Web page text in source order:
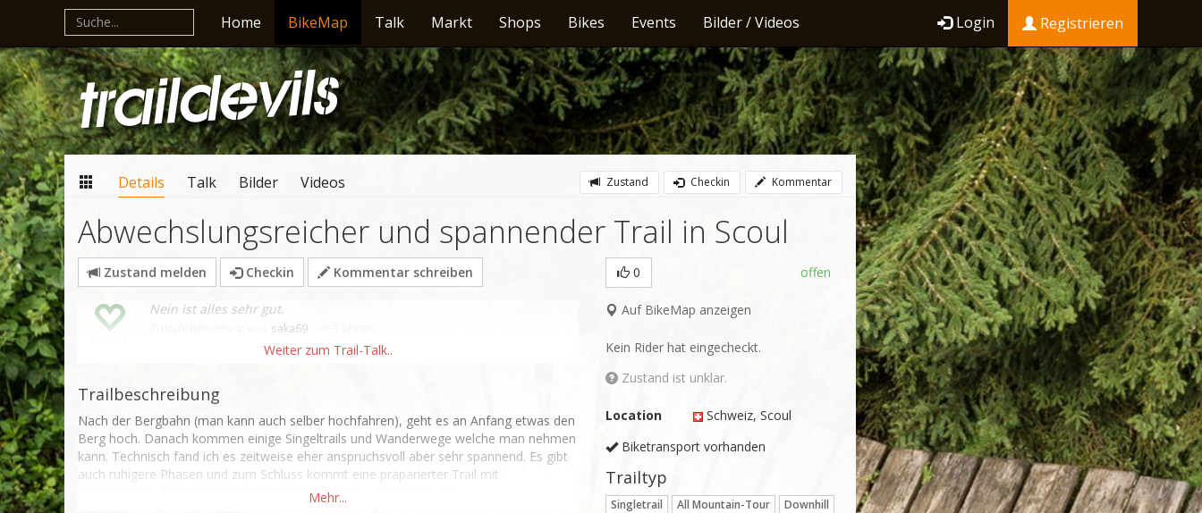
Home BikeMap Talk Markt Shops Bikes Events Bilder / Videos Login Registrieren
Details Talk Bilder Videos Zustand Checkin Kommentar
Abwechslungsreicher und spannender Trail in Scoul
0 offen
Auf BikeMap anzeigen
Kein Rider hat eingecheckt.
Zustand ist unklar.
Location Schweiz, Scoul
Biketransport vorhanden
Trailtyp
Singletrail All Mountain-Tour Downhill
Zustand melden Checkin Kommentar schreiben
Nein ist alles sehr gut.
saka69
Trailbeschreibung
Nach der Bergbahn (man kann auch selber hochfahren), geht es an Anfang etwas den
Berg hoch. Danach kommen einige Singeltrails und Wanderwege welche man nehmen
kann. Technisch fand ich es zeitweise eher anspruchsvoll aber sehr spannend. Es gibt
auch ruhigere Phasen und zum Schluss kommt eine präparierter Trail mit
Möglichkeiten für Sprünge und Steilkurven. Alles in allem einer der